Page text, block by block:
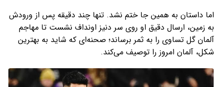
اما داستان به همین جا ختم نشد. تنها چند دقیقه پس از ورودش
به زمین، ارسال دقیق او روی سر دنیز اونداف نشست تا مهاجم
آلمان گل تساوی را به ثمر برساند؛ صحنه‌ای که شاید به بهترین
شکل، آلمان امروز را توصیف می‌کند.